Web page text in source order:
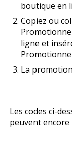
boutique en
Copiez ou
ligne et
La
Les codes ci-
peuvent